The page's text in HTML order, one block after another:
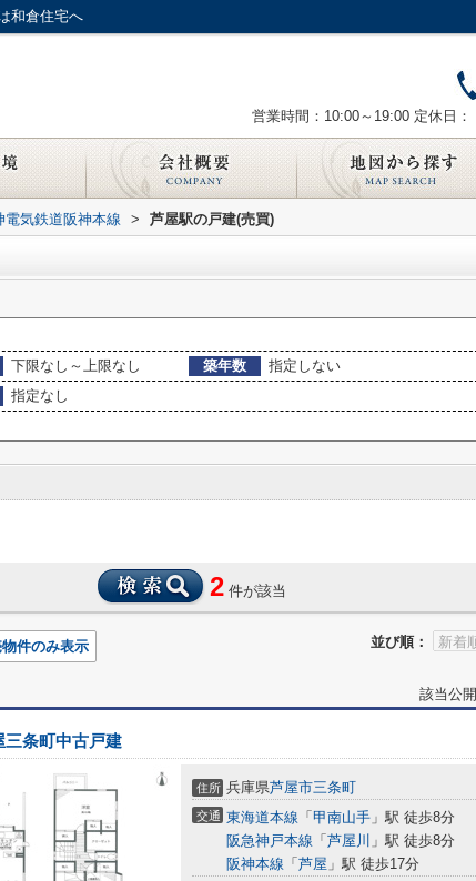
和倉住宅へ
営業時間：10:00～19:00 定休日：
電気鉄道阪神本線 > 芦屋駅の戸建(売買)
下限なし～上限なし 築年数
指定しない
指定なし
2 件が該当
並び順：
件のみ表示
該当公
三条町中古戸建
住所 兵庫県芦屋市三条町
交通 東海道本線 「 甲南山手 」駅 徒歩8分
阪急神戸本線 「 芦屋川 」駅 徒歩8分
阪神本線 「 芦屋 」駅 徒歩17分